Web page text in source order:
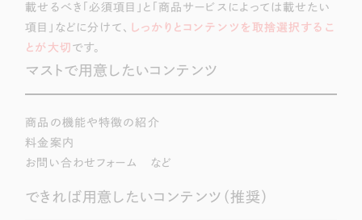
載せるべき「必須項目」と「商品サービスによっては載せたい
項目」などに分けて、
しっかりとコンテンツを取捨選択するこ
とが大切 です。
マストで用意したいコンテンツ
商品の機能や特徴の紹介
料金案内
お問い合わせフォーム など
できれば用意したいコンテンツ（推奨）